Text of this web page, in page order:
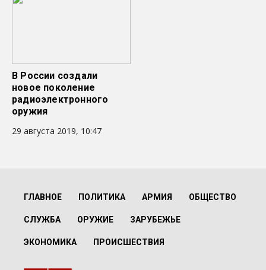
В России создали
новое поколение
радиоэлектронного
оружия
29 августа 2019, 10:47
ГЛАВНОЕ ПОЛИТИКА АРМИЯ ОБЩЕСТВО
СЛУЖБА ОРУЖИЕ ЗАРУБЕЖЬЕ
ЭКОНОМИКА ПРОИСШЕСТВИЯ